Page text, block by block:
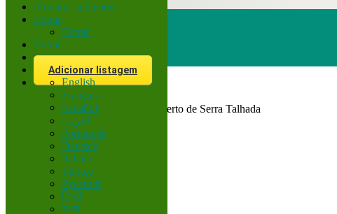
Procurar anúncios
Entrar
Entrar
Entrar
Inscreva-se
Adicionar listagem
English
Français
Español
العربية
Português
Deutsch
Italiano
Türkçe
Русский
हिन्दी
বাংলা
Procurar
Brasil
Todos Anúncios em 200 km perto de Serra Talhada
Todas as categorias
Veículos
Corretor